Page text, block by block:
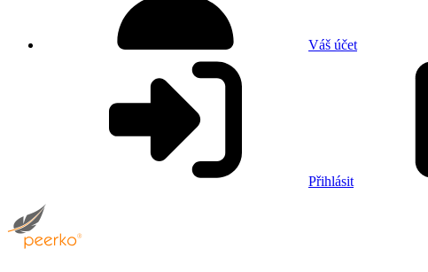
Váš účet
Přihlásit